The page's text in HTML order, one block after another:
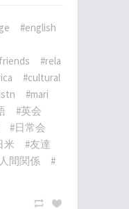
#english
#rela
#cultural
#mari
#英会
#日常会
米
#友達
間関係
#